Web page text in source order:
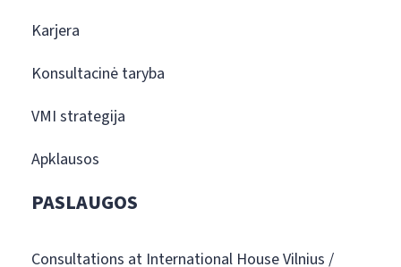
Karjera
Konsultacinė taryba
VMI strategija
Apklausos
PASLAUGOS
Consultations at International House Vilnius /